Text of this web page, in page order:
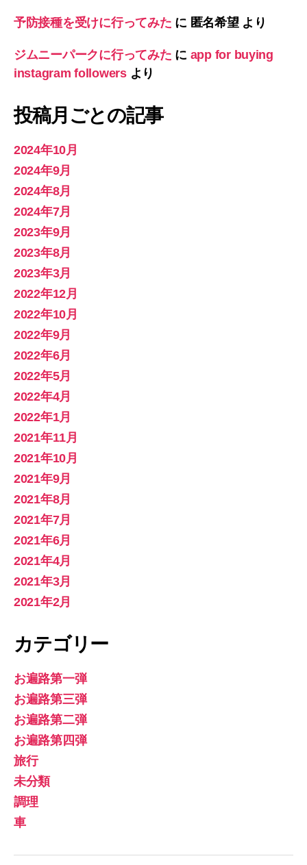
予防接種を受けに行ってみた に 匿名希望より
ジムニーパークに行ってみた に app for buying
instagram followersより
投稿月ごとの記事
2024年10月
2024年9月
2024年8月
2024年7月
2023年9月
2023年8月
2023年3月
2022年12月
2022年10月
2022年9月
2022年6月
2022年5月
2022年4月
2022年1月
2021年11月
2021年10月
2021年9月
2021年8月
2021年7月
2021年6月
2021年4月
2021年3月
2021年2月
カテゴリー
お遍路第一弾
お遍路第三弾
お遍路第二弾
お遍路第四弾
旅行
未分類
調理
車